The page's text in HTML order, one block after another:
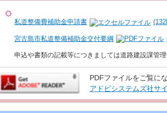
私道整備費補助金申請書
宮古島市私道整備補助金交付要綱
申込や書類の記載等につきましては道路建設課管
PDFファイルをご覧に
アドビシステムズ社サ